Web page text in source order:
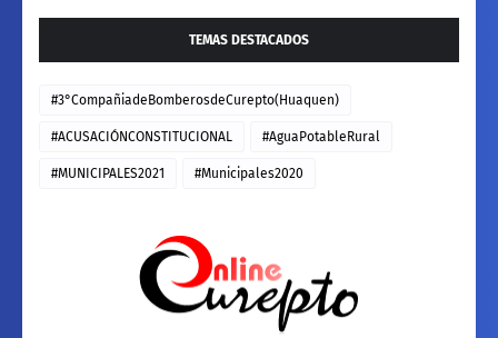
TEMAS DESTACADOS
#3°CompañiadeBomberosdeCurepto(Huaquen)
#ACUSACIÓNCONSTITUCIONAL #AguaPotableRural
#MUNICIPALES2021 #Municipales2020